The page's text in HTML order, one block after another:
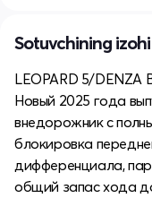
Sotuvchining izohi
LEOPARD 5/DENZA
Новый 2025 года
внедорожник с
блокировка
дифференциала,
общий запас хода